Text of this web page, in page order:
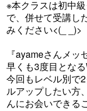
※本クラスは初中
で、併せて受講し
みください<(_ _)>
『ayameさんメッ
早くも3度目とな
今回もレベル別で
ルアップしたい方
んにお会いできる